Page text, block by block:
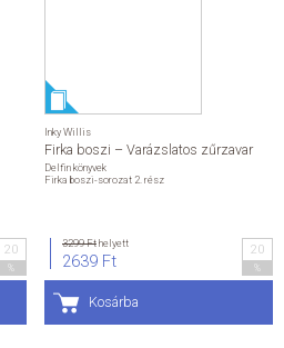
20
Inky Willis
Firka boszi – Varázslatos zűrzavar
Delfin könyvek
Firka boszi-sorozat 2. rész
3299 Fthelyett
2639 Ft
20
Kosárba